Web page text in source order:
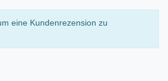
eine Kundenrezension zu